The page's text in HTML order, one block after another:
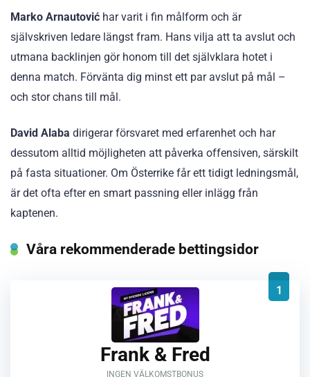
Marko Arnautović har varit i fin målform och är
självskriven ledare längst fram. Hans vilja att ta avslut och
utmana backlinjen gör honom till det självklara hotet i
denna match. Förvänta dig minst ett par avslut på mål –
och stor chans till mål.
David Alaba dirigerar försvaret med erfarenhet och har
dessutom alltid möjligheten att påverka offensiven, särskilt
på fasta situationer. Om Österrike får ett tidigt ledningsmål,
är det ofta efter en smart passning eller inlägg från
kaptenen.
Våra rekommenderade bettingsidor
1
Frank & Fred
INGEN VÄLKOMSTBONUS